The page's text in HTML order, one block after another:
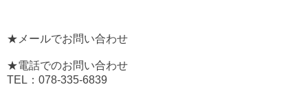
★メールでお問い合わせ
★電話でのお問い合わせ
TEL：078-335-6839